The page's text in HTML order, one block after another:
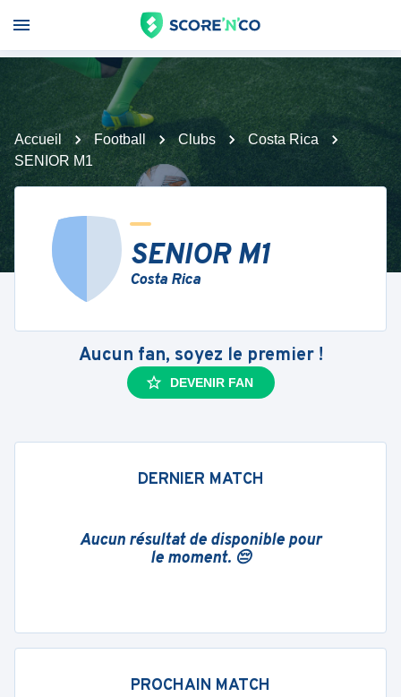
Accueil Football Clubs
Costa Rica
SENIOR M1
SENIOR M1
Costa Rica
Aucun fan, soyez le premier !
DEVENIR FAN
DERNIER MATCH
Aucun résultat de disponible pour
le moment. 😔
PROCHAIN MATCH